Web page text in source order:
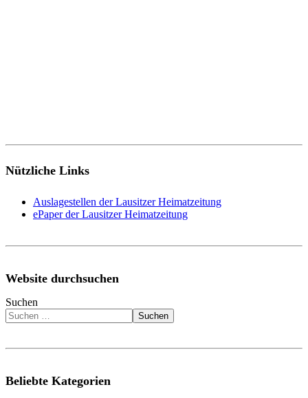
Nützliche Links
Auslagestellen der Lausitzer Heimatzeitung
ePaper der Lausitzer Heimatzeitung
Website durchsuchen
Suchen
Suchen
Beliebte Kategorien